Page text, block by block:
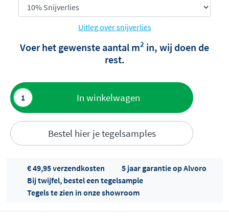
Uitleg over snijverlies
Voer het gewenste aantal m2 in, wij doen de
rest.
In winkelwagen
Bestel hier je tegelsamples
Toevoegen
aan offerte
Offertes
ophalen...
€ 49,95 verzendkosten
5 jaar garantie op Alvoro
Bij twijfel, bestel een tegelsample
Tegels te zien in onze showroom